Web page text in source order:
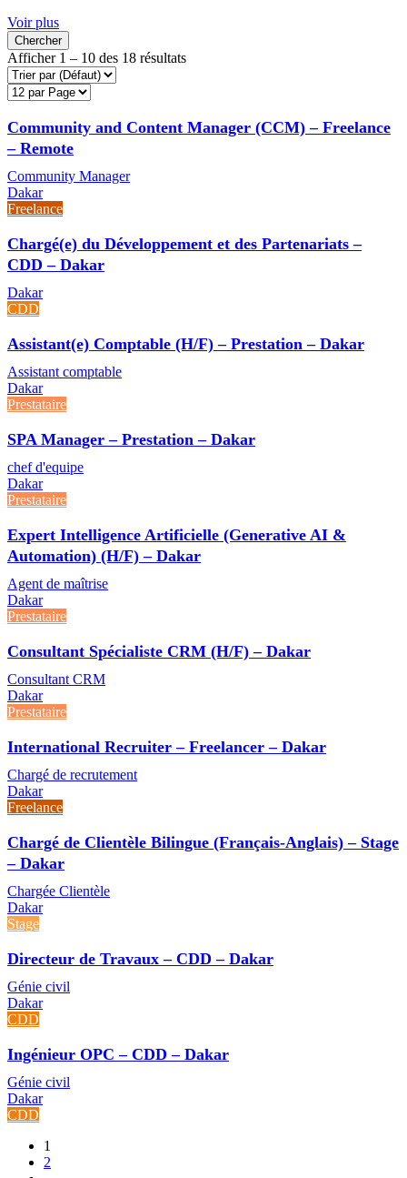
Voir plus
Chercher
Afficher 1 – 10 des 18 résultats
Community and Content Manager (CCM) – Freelance
– Remote
Community Manager
Dakar
Freelance
Chargé(e) du Développement et des Partenariats –
CDD – Dakar
Dakar
CDD
Assistant(e) Comptable (H/F) – Prestation – Dakar
Assistant comptable
Dakar
Prestataire
SPA Manager – Prestation – Dakar
chef d'equipe
Dakar
Prestataire
Expert Intelligence Artificielle (Generative AI &
Automation) (H/F) – Dakar
Agent de maîtrise
Dakar
Prestataire
Consultant Spécialiste CRM (H/F) – Dakar
Consultant CRM
Dakar
Prestataire
International Recruiter – Freelancer – Dakar
Chargé de recrutement
Dakar
Freelance
Chargé de Clientèle Bilingue (Français-Anglais) – Stage
– Dakar
Chargée Clientèle
Dakar
Stage
Directeur de Travaux – CDD – Dakar
Génie civil
Dakar
CDD
Ingénieur OPC – CDD – Dakar
Génie civil
Dakar
CDD
1
2